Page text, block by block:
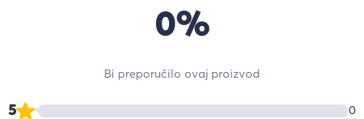
5 0
0%
Bi preporučilo ovaj proizvod